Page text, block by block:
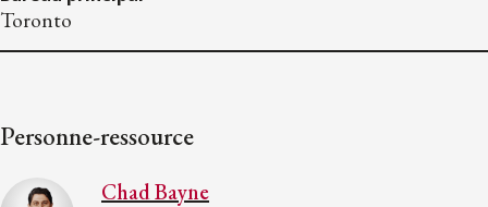
Toronto
Personne-ressource
Chad Bayne